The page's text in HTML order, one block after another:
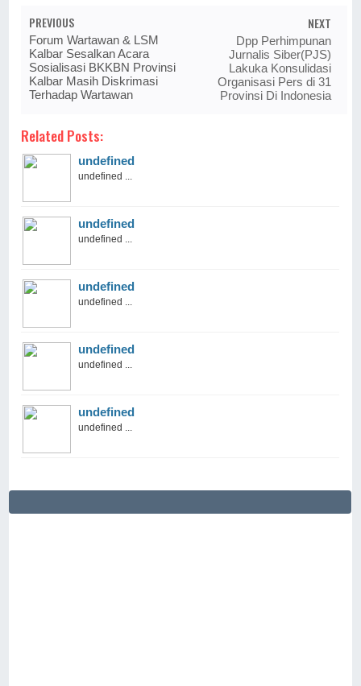
PREVIOUS
Forum Wartawan & LSM
Kalbar Sesalkan Acara
Sosialisasi BKKBN Provinsi
Kalbar Masih Diskrimasi
Terhadap Wartawan
NEXT
Dpp Perhimpunan
Jurnalis Siber(PJS)
Lakuka Konsulidasi
Organisasi Pers di 31
Provinsi Di Indonesia
Related Posts:
undefined
undefined ...
undefined
undefined ...
undefined
undefined ...
undefined
undefined ...
undefined
undefined ...